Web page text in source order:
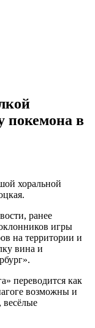
покемона в
хоральной
ранее
игры
на территории и
вина и
переводится как
возможны и
весёлые